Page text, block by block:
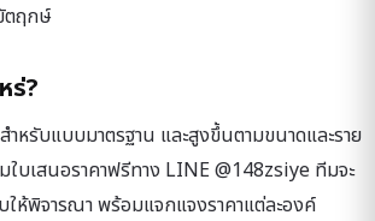
ตฤกษ์
ร่?
หรับแบบมาตรฐาน และสูงขึ้นตามขนาดและราย
ใบเสนอราคาฟรีทาง LINE @148zsiye ทีมจะ
ให้พิจารณา พร้อมแจกแจงราคาแต่ละองค์